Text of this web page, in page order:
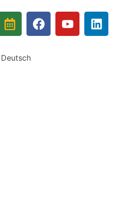
Deutsch